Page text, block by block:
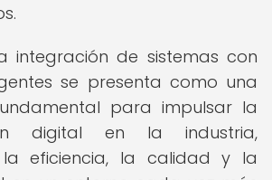
integración de sistemas con
se presenta como una
para impulsar la
digital en la industria,
la eficiencia, la calidad y la